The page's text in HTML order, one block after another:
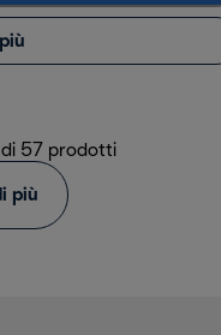
di 57 prodotti
più